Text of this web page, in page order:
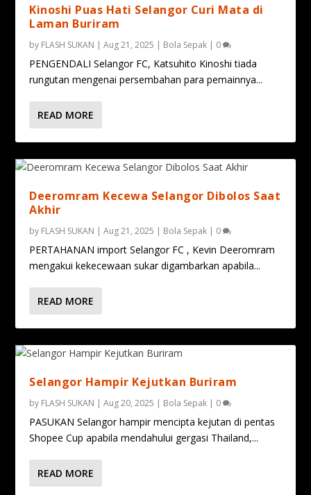
Kinoshi Puas Hati Selangor Curi Mata di
Laman Buriram
by FLASH SUKAN |Aug 21, 2025 | Bola Sepak | 0
PENGENDALI Selangor FC, Katsuhito Kinoshi tiada
rungutan mengenai persembahan para pemainnya...
READ MORE
Deeromram Kecewa Selangor Dibolos Saat
Akhir
by FLASH SUKAN |Aug 21, 2025 | Bola Sepak | 0
PERTAHANAN import Selangor FC , Kevin Deeromram
mengakui kekecewaan sukar digambarkan apabila...
READ MORE
Selangor Hampir Kejutkan Buriram
by FLASH SUKAN |Aug 20, 2025 | Bola Sepak | 0
PASUKAN Selangor hampir mencipta kejutan di pentas
Shopee Cup apabila mendahului gergasi Thailand,...
READ MORE